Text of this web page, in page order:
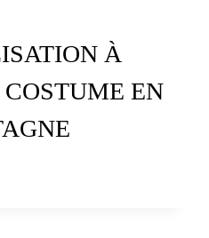
À
EN